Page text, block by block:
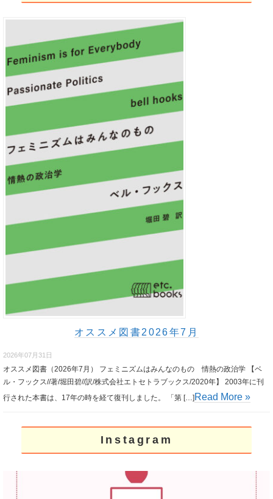
オススメ図書2026年7月
2026年07月31日
オススメ図書（2026年7月） フェミニズムはみんなのもの 情熱の政治学 【ベ
ル・フックス//著/堀田碧//訳/株式会社エトセトラブックス/2020年】 2003年に刊
行された本書は、17年の時を経て復刊しました。 「第 […] Read More »
Instagram